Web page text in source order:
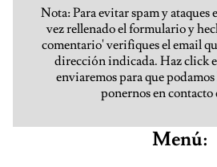
Nota: Para evitar spam y ataques
vez rellenado el formulario y
comentario' verifiques el email
dirección indicada. Haz click
enviaremos para que
ponernos en
Menú: